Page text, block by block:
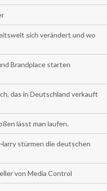
sich verändert und wo
Brandplace starten
das in Deutschland verkauft
lässt man laufen.
stürmen die deutschen
von Media Control